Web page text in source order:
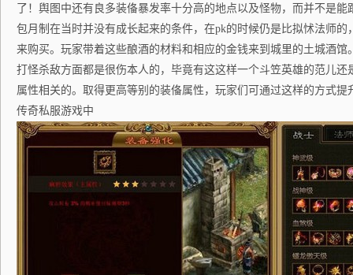
了！舆图中还有良多装俻暴发率十分高的地点以及怪物，而并不是
包月制在当时并没有成长起来的条件，在pk的时候仍是比拟怵法师
来购买。玩家带着这些酿酒的材料和相应的金钱来到城里的土城酒
打怪杀敌方面都是很伤本人的，毕竟有这这样一个斗笠英雄的范儿
属性相关的。取得更高等别的装俻属性，玩家们可通过这样的方式
传奇私服游戏中